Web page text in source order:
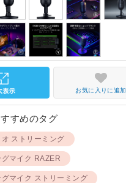
お気に入りに追加
すめのタグ
オ ストリーミング
マイク RAZER
マイク ストリーミング